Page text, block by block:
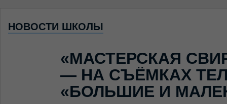
НОВОСТИ ШКОЛЫ
«МАСТЕРСКАЯ
— НА СЪЁМКАХ
«БОЛЬШИЕ И